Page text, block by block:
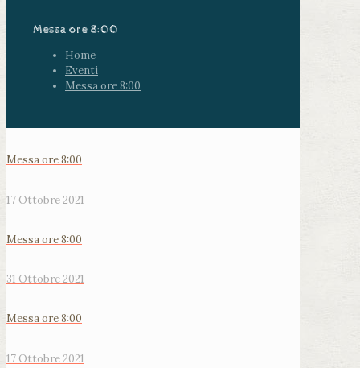
Messa ore 8:00
Home
Eventi
Messa ore 8:00
Messa ore 8:00
17 Ottobre 2021
Messa ore 8:00
31 Ottobre 2021
Messa ore 8:00
17 Ottobre 2021